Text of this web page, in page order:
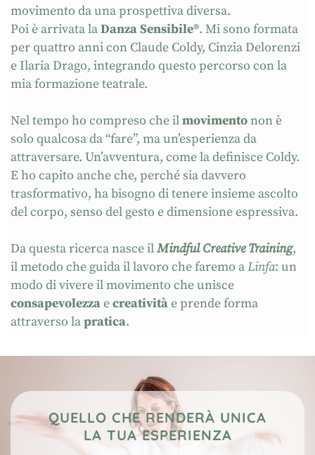
movimento da una prospettiva diversa.
Poi è arrivata laDanza Sensibile®. Mi sono formata
per quattro anni con Claude Coldy, Cinzia Delorenzi
e Ilaria Drago, integrando questo percorso con la
mia formazione teatrale.
Nel tempo ho compreso che ilmovimentonon è
solo qualcosa da “fare”, ma un’esperienza da
attraversare. Un’avventura, come la definisce Coldy.
E ho capito anche che, perché sia davvero
trasformativo, ha bisogno di tenere insieme ascolto
del corpo, senso del gesto e dimensione espressiva.
Da questa ricerca nasce ilMindful Creative Training,
il metodo che guida il lavoro che faremo aLinfa: un
modo di vivere il movimento che unisce
consapevolezza ecreatività e prende forma
attraverso lapratica.
QUELLO CHE RENDERÀ UNICA
LA TUA ESPERIENZA